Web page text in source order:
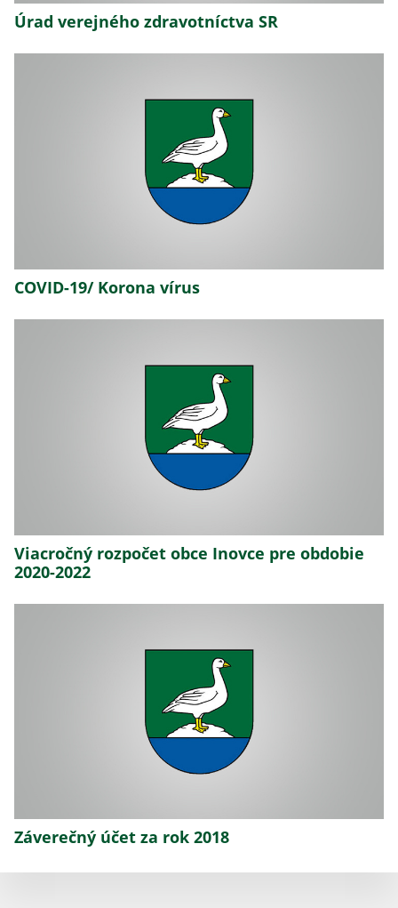
Úrad verejného zdravotníctva SR
COVID-19/ Korona vírus
Viacročný rozpočet obce Inovce pre obdobie
2020-2022
Záverečný účet za rok 2018